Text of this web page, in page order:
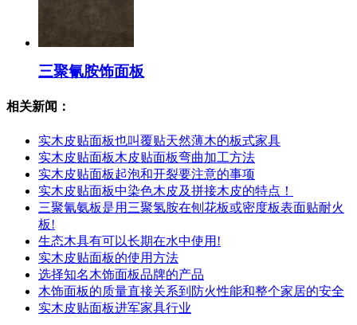
三聚氰胺饰面板
相关新闻：
实木皮贴面板也叫覆贴天然薄木的板式家具
实木皮贴面板木皮贴面板弯曲加工方法
实木皮贴面板起泡和开裂要注意的事项
实木皮贴面板中染色木皮及拼接木皮的特点！
三聚氰氨板是用三聚氢胺在刨花板或密度板表面贴耐火
板!
生态木具有可以长期在水中使用!
实木皮贴面板的使用方法
选择知名木饰面板品牌的产品
木饰面板的质量直接关系到防火性能和整个家居的安全
实木皮贴面板进军家具行业